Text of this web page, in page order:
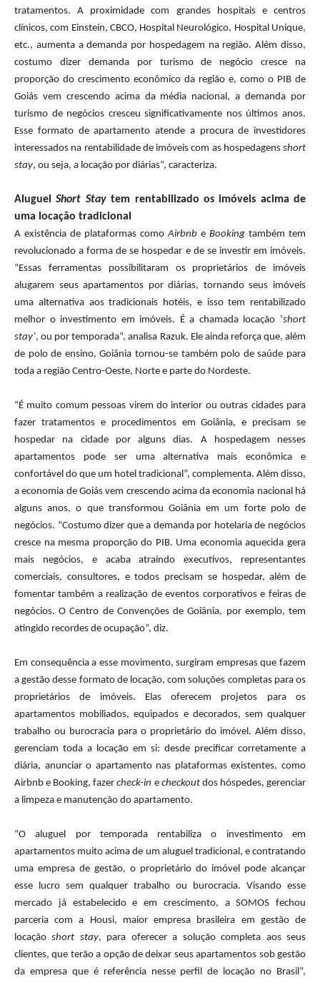
tratamentos. A proximidade com grandes hospitais e centros
clínicos, com Einstein, CBCO, Hospital Neurológico, Hospital Unique,
etc., aumenta a demanda por hospedagem na região. Além disso,
costumo dizer demanda por turismo de negócio cresce na
proporção do crescimento econômico da região e, como o PIB de
Goiás vem crescendo acima da média nacional, a demanda por
turismo de negócios cresceu significativamente nos últimos anos.
Esse formato de apartamento atende a procura de investidores
interessados na rentabilidade de imóveis com as hospedagens short
stay, ou seja, a locação por diárias”, caracteriza.
AluguelShort Staytem rentabilizado os imóveis acima de
uma locação tradicional
A existência de plataformas comoAirbnb e Booking também tem
revolucionado a forma de se hospedar e de se investir em imóveis.
“Essas ferramentas possibilitaram os proprietários de imóveis
alugarem seus apartamentos por diárias, tornando seus imóveis
uma alternativa aos tradicionais hotéis, e isso tem rentabilizado
melhor o investimento em imóveis. É a chamada locação ‘short
stay’, ou por temporada”, analisa Razuk. Ele ainda reforça que, além
de polo de ensino, Goiânia tornou-se também polo de saúde para
toda a região Centro-Oeste, Norte e parte do Nordeste.
“É muito comum pessoas virem do interior ou outras cidades para
fazer tratamentos e procedimentos em Goiânia, e precisam se
hospedar na cidade por alguns dias. A hospedagem nesses
apartamentos pode ser uma alternativa mais econômica e
confortável do que um hotel tradicional”, complementa. Além disso,
a economia de Goiás vem crescendo acima da economia nacional há
alguns anos, o que transformou Goiânia em um forte polo de
negócios. “Costumo dizer que a demanda por hotelaria de negócios
cresce na mesma proporção do PIB. Uma economia aquecida gera
mais negócios, e acaba atraindo executivos, representantes
comerciais, consultores, e todos precisam se hospedar, além de
fomentar também a realização de eventos corporativos e feiras de
negócios. O Centro de Convenções de Goiânia, por exemplo, tem
atingido recordes de ocupação”, diz.
Em consequência a esse movimento, surgiram empresas que fazem
a gestão desse formato de locação, com soluções completas para os
proprietários de imóveis. Elas oferecem projetos para os
apartamentos mobiliados, equipados e decorados, sem qualquer
trabalho ou burocracia para o proprietário do imóvel. Além disso,
gerenciam toda a locação em si: desde precificar corretamente a
diária, anunciar o apartamento nas plataformas existentes, como
Airbnb e Booking, fazercheck-in e checkoutdos hóspedes, gerenciar
a limpeza e manutenção do apartamento.
“O aluguel por temporada rentabiliza o investimento em
apartamentos muito acima de um aluguel tradicional, e contratando
uma empresa de gestão, o proprietário do imóvel pode alcançar
esse lucro sem qualquer trabalho ou burocracia. Visando esse
mercado já estabelecido e em crescimento, a SOMOS fechou
parceria com a Housi, maior empresa brasileira em gestão de
locaçãoshort stay, para oferecer a solução completa aos seus
clientes, que terão a opção de deixar seus apartamentos sob gestão
da empresa que é referência nesse perfil de locação no Brasil”,